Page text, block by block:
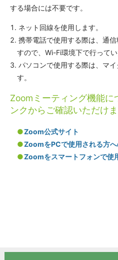
する場合には不要です。
ネット回線を使用します。
携帯電話で使用する際は、通
すので、Wi-Fi環境下で行って
パソコンで使用する際は、マ
す。
Zoomミーティング機能に
ンクからご確認いただけま
Zoom公式サイト
ZoomをPCで使用される方
Zoomをスマートフォンで使